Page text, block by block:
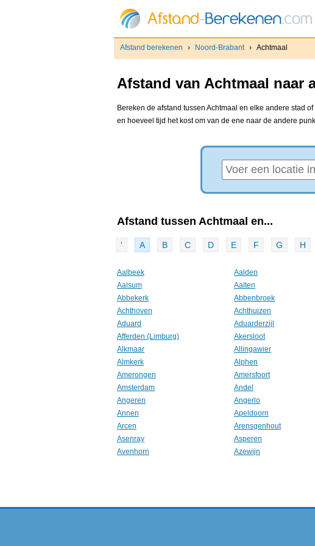
Afstand berekenen › Noord-Brabant › Achtmaal
Afstand van Achtmaal naar
Bereken de afstand tussen Achtmaal en elke andere stad
en hoeveel tijd het kost om van de ene naar de andere
Afstand tussen Achtmaal en...
' A B C D E F G H
Aalbeek Aalden
Aalsum
Aalten
Abbekerk
Abbenbroek
Achthoven
Achthuizen
Aduard
Aduarderzijl
Afferden (Limburg)
Akersloot
Alkmaar
Allingawier
Almkerk
Alphen
Amerongen
Amersfoort
Amsterdam
Andel
Angeren
Angerlo
Annen
Apeldoorn
Arcen
Arensgenhout
Asenray
Asperen
Avenhorn
Azewijn